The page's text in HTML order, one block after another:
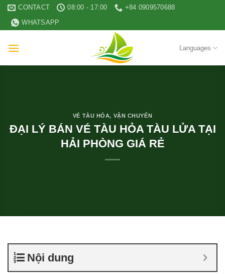
Skip
content
CONTACT 08:00 - 17:00
+84 0909570688
WHATSAPP
Languages
VÉ TÀU HỎA, VẬN CHUYỂN
ĐẠI LÝ BÁN VÉ TÀU HỎA TÀU LỬA TẠI
HẢI PHÒNG GIÁ RẺ
Nội dung